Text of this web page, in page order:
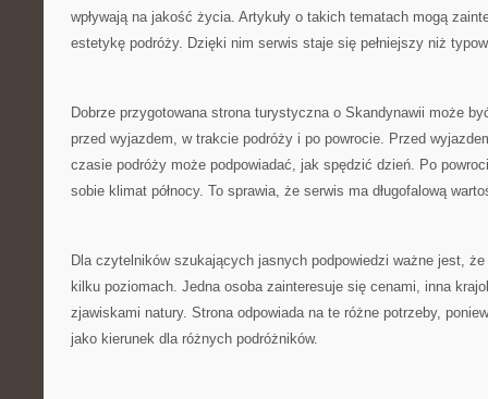
wpływają na jakość życia. Artykuły o takich tematach mogą
estetykę podróży. Dzięki nim serwis staje się pełniejszy niż
Dobrze przygotowana strona turystyczna o Skandynawii może
przed wyjazdem, w trakcie podróży i po powrocie. Przed
czasie podróży może podpowiadać, jak spędzić dzień. Po
sobie klimat północy. To sprawia, że serwis ma długofalową
Dla czytelników szukających jasnych podpowiedzi ważne jest,
kilku poziomach. Jedna osoba zainteresuje się cenami, inna
zjawiskami natury. Strona odpowiada na te różne potrzeby,
jako kierunek dla różnych podróżników.